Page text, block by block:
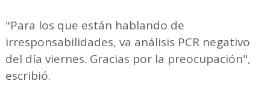
"Para los que están hablando de
irresponsabilidades, va análisis PCR negativo
del día viernes. Gracias por la preocupación",
escribió.